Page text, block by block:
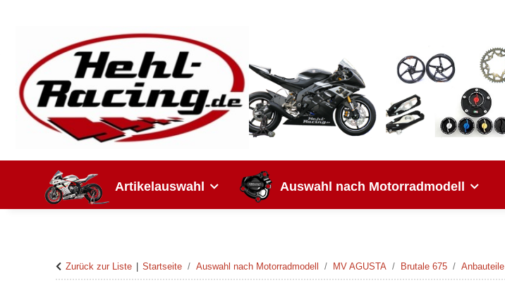
Artikelauswahl Auswahl nach Motorradmodell
Zurück zur Liste Startseite Auswahl nach Motorradmodell MV AGUSTA Brutale 675 Anbauteile